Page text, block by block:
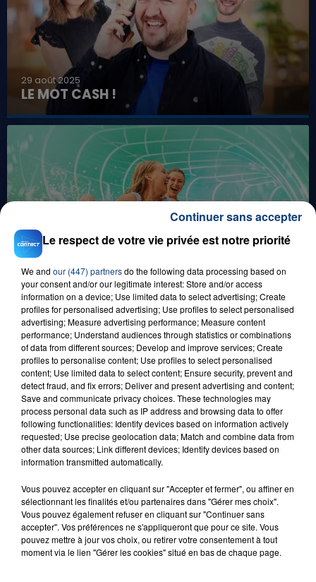
29 août 2025
LE MOT CASH !
1er août 2026
GAGNEZ VOS ENTRÉES POUR TOUTE LA
FAMILLE À PLOPSAQUA !
21 juillet 2026
GAGNEZ VOS ENTRÉES EN FAMILLE À
DENNLYS PARC !
LES LIVES
Le respect de votre vie privée est notre priorité
We and our (447) partnersdo the following data processing based on
your consent and/or our legitimate interest: Store and/or access
information on a device; Use limited data to select advertising; Create
profiles for personalised advertising; Use profiles to select personalised
advertising; Measure advertising performance; Measure content
performance; Understand audiences through statistics or combinations
of data from different sources; Develop and improve services; Create
profiles to personalise content; Use profiles to select personalised
content; Use limited data to select content; Ensure security, prevent and
detect fraud, and fix errors; Deliver and present advertising and content;
Save and communicate privacy choices. These technologies may
process personal data such as IP address and browsing data to offer
following functionalities: Identify devices based on information actively
requested; Use precise geolocation data; Match and combine data from
other data sources; Link different devices; Identify devices based on
information transmitted automatically.
Vous pouvez accepter en cliquant sur "Accepter et fermer", ou affiner en
sélectionnant les finalités et/ou partenaires dans "Gérer mes choix".
Vous pouvez également refuser en cliquant sur "Continuer sans
accepter". Vos préférences ne s'appliqueront que pour ce site. Vous
pouvez mettre à jour vos choix, ou retirer votre consentement à tout
moment via le lien "Gérer les cookies" situé en bas de chaque page.
Continuer sans accepter